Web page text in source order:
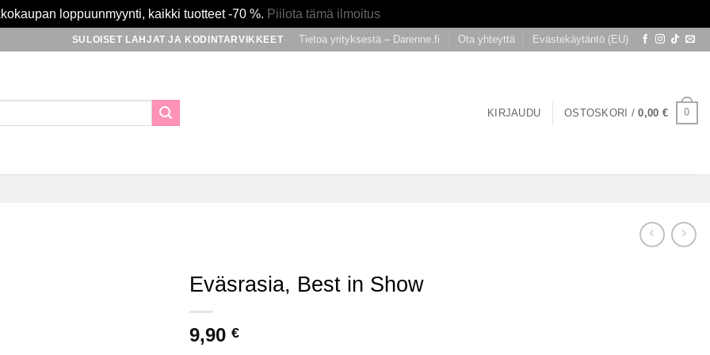
loppuunmyynti, kaikki tuotteet -70 %. Piilota tämä ilmoitus
SULOISET LAHJAT JA KODINTARVIKKEET Tietoa yrityksestä – Darenne.fi Ota yhteyttä Evästekäytäntö (EU)
KIRJAUDU OSTOSKORI /0,00 € 0
Eväsrasia, Best in Show
9,90 €